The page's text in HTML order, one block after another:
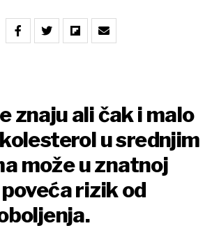
znaju ali čak i malo
u srednjim
može u znatnoj
rizik od